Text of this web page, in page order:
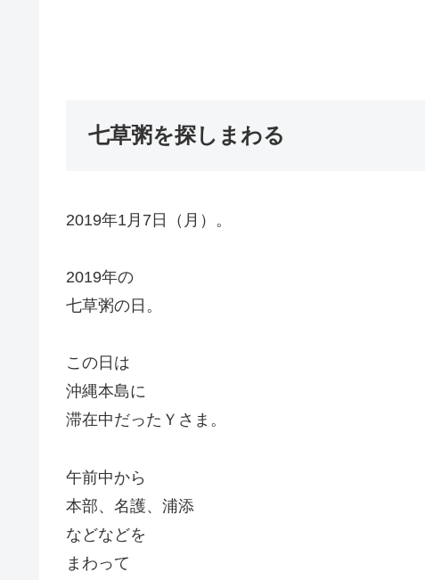
七草粥を探しまわる
2019年1月7日（月）。
2019年の
七草粥の日。
この日は
沖縄本島に
滞在中だったＹさま。
午前中から
本部、名護、浦添
などなどを
まわって